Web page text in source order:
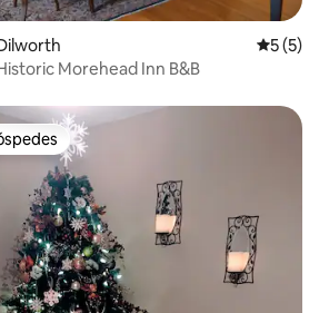
5 de
5 (5)
Morehead Inn B&B
dos hóspedes